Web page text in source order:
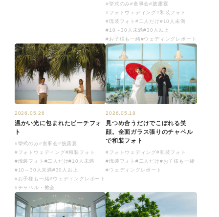
#挙式のみ#食事会#披露宴
#フォトウェディング#和装フォト
#琉装フォト #二人だけ#10人未満
#10～30人未満#30人以上
#お子様も一緒#ウェディングレポート
2026.05.26
温かい光に包まれたビーチフォ
ト
#挙式のみ#食事会#披露宴
#フォトウェディング#和装フォト
#琉装フォト #二人だけ#10人未満
#10～30人未満#30人以上
#お子様も一緒#ウェディングレポート
#チャペル・教会
2026.05.18
見つめ合うだけでこぼれる笑
顔。全面ガラス張りのチャペル
で和装フォト
#フォトウェディング#和装フォト
#琉装フォト #二人だけ#お子様も一緒
#ウェディングレポート